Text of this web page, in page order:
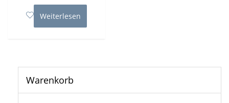
5
Weiterlesen
Warenkorb